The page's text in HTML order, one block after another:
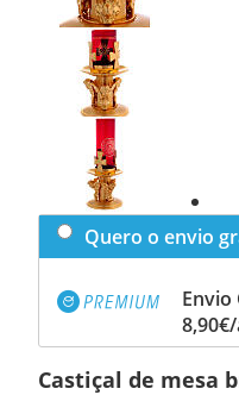
Previous
slide
Next
slide
Quero o envio
Envio
Castiçal de mesa